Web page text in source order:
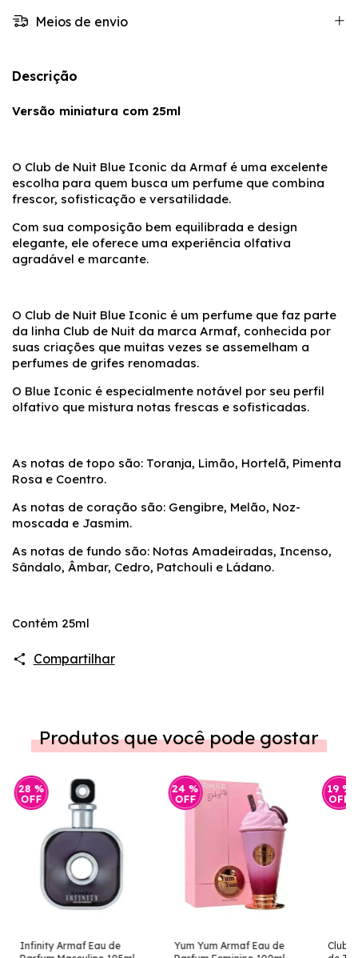
Meios de envio
Descrição
Versão miniatura com 25ml
O Club de Nuit Blue Iconic da Armaf é uma excelente
escolha para quem busca um perfume que combina
frescor, sofisticação e versatilidade.
Com sua composição bem equilibrada e design
elegante, ele oferece uma experiência olfativa
agradável e marcante.
O Club de Nuit Blue Iconic é um perfume que faz parte
da linha Club de Nuit da marca Armaf, conhecida por
suas criações que muitas vezes se assemelham a
perfumes de grifes renomadas.
O Blue Iconic é especialmente notável por seu perfil
olfativo que mistura notas frescas e sofisticadas.
As notas de topo são: Toranja, Limão, Hortelã, Pimenta
Rosa e Coentro.
As notas de coração são: Gengibre, Melão, Noz-
moscada e Jasmim.
As notas de fundo são: Notas Amadeiradas, Incenso,
Sândalo, Âmbar, Cedro, Patchouli e Ládano.
Contém 25ml
Compartilhar
Produtos que você pode gostar
28 %
OFF
Infinity Armaf Eau de
24 %
OFF
Yum Yum Armaf Eau de
19 %
OFF
Club